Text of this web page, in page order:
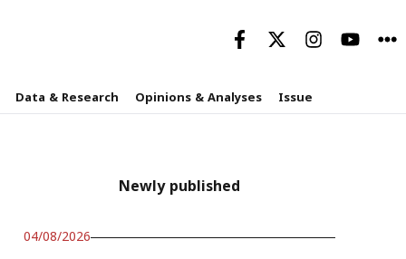
Data & Research Opinions & Analyses Issue
Newly published
04/08/2026